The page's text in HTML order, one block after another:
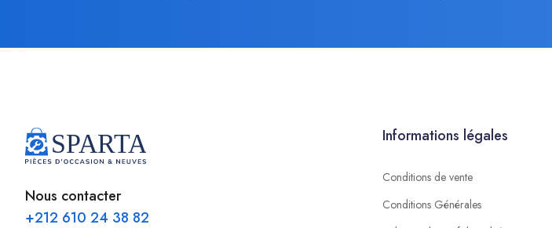
Nous contacter
+212 610 24 38 82
Informations légales
Conditions de vente
Conditions Générales